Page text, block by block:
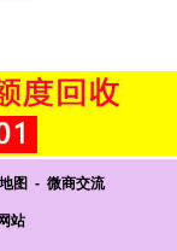
图 - 微商交流
站